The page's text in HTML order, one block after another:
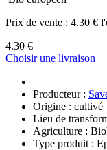
Prix de vente : 4.30 €
4.30 €
Choisir une livraison
Producteur :
Origine : cultivé
Lieu de
Agriculture :
Type produit :